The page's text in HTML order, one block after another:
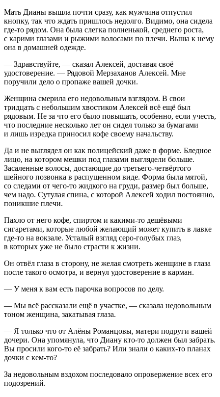
Мать Дианы вышла почти сразу, как мужчина отпустил
кнопку, так что ждать пришлось недолго. Видимо, она сидела
где-то рядом. Она была слегка полненькой, среднего роста,
с карими глазами и рыжими волосами по плечи. Выша к нему
она в домашней одежде.
— Здравствуйте, — сказал Алексей, доставая своё
удостоверение. — Рядовой Мерзаханов Алексей. Мне
поручили дело о пропаже вашей дочки.
Женщина смерила его недовольным взглядом. В свои
тридцать с небольшим хвостиком Алексей всё ещё был
рядовым. Не за что его было повышать, особенно, если учесть,
что последние несколько лет он сидел только за бумагами
и лишь изредка приносил кофе своему начальству.
Да и не выглядел он как полицейский даже в форме. Бледное
лицо, на котором мешки под глазами выглядели больше.
Засаленные волосы, достающие до третьего-четвёртого
шейного позвонка в распущенном виде. Форма была мятой,
со следами от чего-то жидкого на груди, размер был больше,
чем надо. Сутулая спина, с которой Алексей ходил постоянно,
поникшие плечи.
Пахло от него кофе, спиртом и какими-то дешёвыми
сигаретами, которые любой желающий может купить в лавке
где-то на вокзале. Усталый взгляд серо-голубых глаз,
в которых уже не было страсти к жизни.
Он отвёл глаза в сторону, не желая смотреть женщине в глаза
после такого осмотра, и вернул удостоверение в карман.
— У меня к вам есть парочка вопросов по делу.
— Мы всё рассказали ещё в участке, — сказала недовольным
тоном женщина, закатывая глаза.
— Я только что от Алёны Романцовы, матери подруги вашей
дочери. Она упомянула, что Диану кто-то должен был забрать.
Вы просили кого-то её забрать? Или знали о каких-то планах
дочки с кем-то?
За недовольным вздохом последовало опровержение всех его
подозрений.